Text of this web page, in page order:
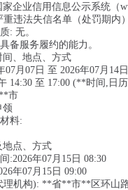
家企业信用信息公示系统（
重违法失信名单（处罚期内）
: 无。
备服务履约的能力。
、地点、方式
07月07日 至 2026年07月14
14:30 至 17:00 (**时间,日
市
领
料:
地点、方式
:2026年07月15日 08:30
年07月15日 09:00
理机构): **省**市**区环山